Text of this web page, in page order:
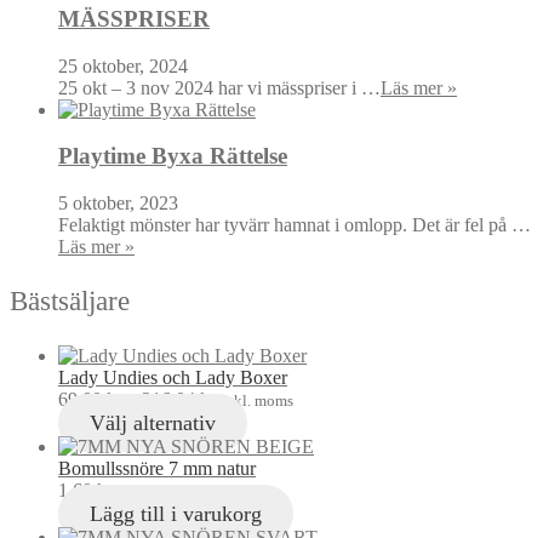
MÄSSPRISER
25 oktober, 2024
25 okt – 3 nov 2024 har vi mässpriser i …Läs mer »
Playtime Byxa Rättelse
5 oktober, 2023
Felaktigt mönster har tyvärr hamnat i omlopp. Det är fel på …
Läs mer »
Bästsäljare
Lady Undies och Lady Boxer
69,00 kr 216,04 kr inkl. moms
Välj alternativ
Bomullssnöre 7 mm natur
1,60 kr
Lägg till i varukorg